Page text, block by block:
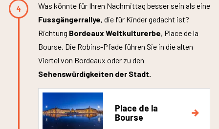
4
Was könnte für Ihren Nachmittag besser sein als eine
Fussgängerrallye, die für Kinder gedacht ist?
Richtung Bordeaux Weltkulturerbe, Place de la
Bourse. Die Robins-Pfade führen Sie in die alten
Viertel von Bordeaux oder zu den
Sehenswürdigkeiten der Stadt.
Place de la
Bourse